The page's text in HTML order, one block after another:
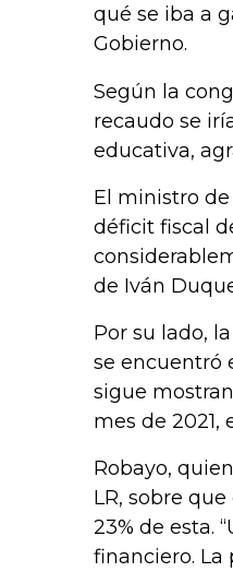
qué se iba a
Gobierno.
Según la
recaudo se
educativa,
El ministro
déficit fiscal
de Iván
Por su lado,
se encuentró
sigue
mes de 2021,
Robayo,
LR, sobre
23% de esta.
financiero. La